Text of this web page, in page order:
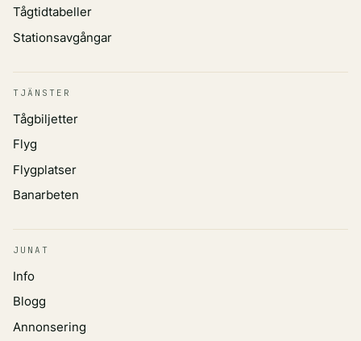
Tågtidtabeller
Stationsavgångar
TJÄNSTER
Tågbiljetter
Flyg
Flygplatser
Banarbeten
JUNAT
Info
Blogg
Annonsering